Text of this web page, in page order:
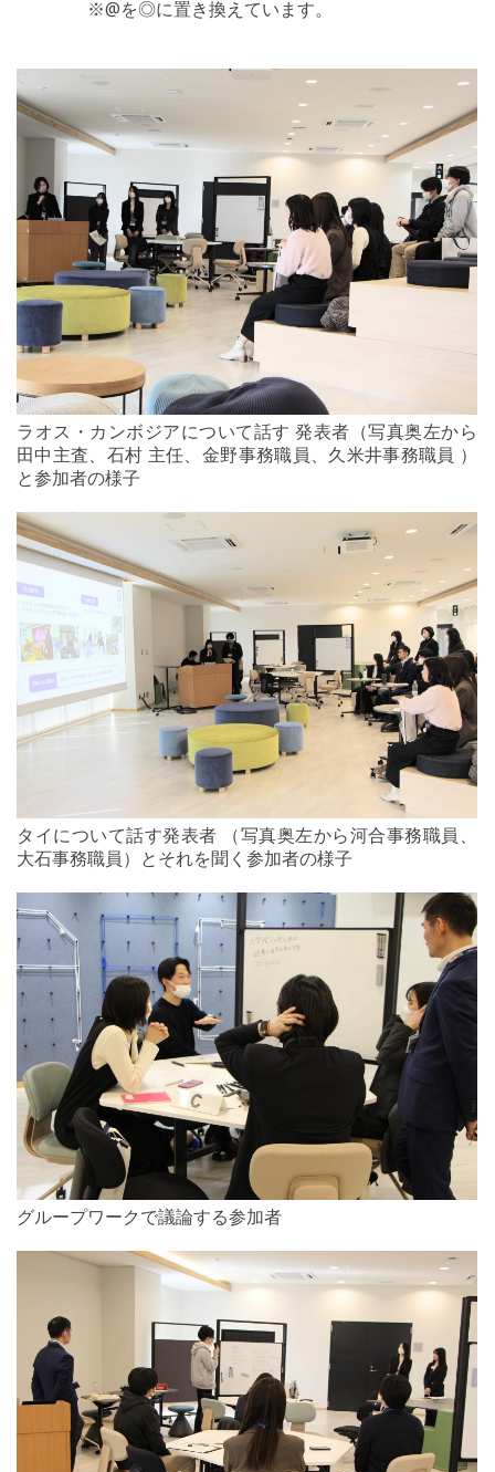
※@を◎に置き換えています。
ラオス・カンボジアについて話す 発表者（写真奥左から
田中主査、石村 主任、金野事務職員、久米井事務職員 ）
と参加者の様子
タイについて話す発表者 （写真奥左から河合事務職員、
大石事務職員）とそれを聞く参加者の様子
グループワークで議論する参加者